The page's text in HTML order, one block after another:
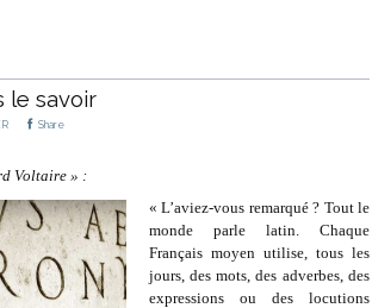
le savoir
Share
Voltaire » :
« L’aviez-vous remarqué ? Tout le
monde parle latin. Chaque
Français moyen utilise, tous les
jours, des mots, des adverbes, des
expressions ou des locutions